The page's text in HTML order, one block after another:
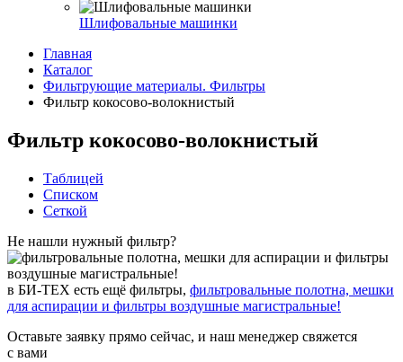
Шлифовальные машинки
Главная
Каталог
Фильтрующие материалы. Фильтры
Фильтр кокосово-волокнистый
Фильтр кокосово-волокнистый
Таблицей
Списком
Сеткой
Не нашли нужный фильтр?
в БИ-ТЕХ есть ещё фильтры, фильтровальные полотна, мешки
для аспирации и фильтры воздушные магистральные!
Оставьте заявку прямо сейчас, и наш менеджер свяжется
с вами